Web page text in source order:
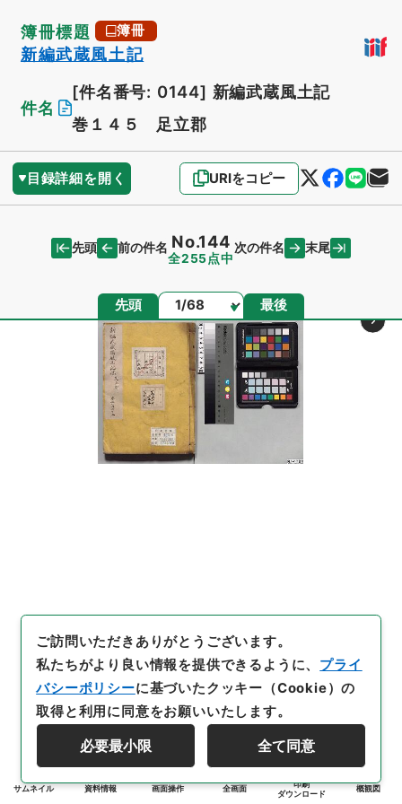
簿冊標題 簿冊
新編武蔵風土記
件名
[件名番号: 0144] 新編武蔵風土記
巻１４５ 足立郡
目録詳細を開く URIをコピー
先頭 前の件名 No.144
全255点中
次の件名 末尾
先頭 ページ 最後
サムネイル 資料情報 画面操作 全画面
印刷
ダウンロード
概観図
ご訪問いただきありがとうございます。
私たちがより良い情報を提供できるように、 プライ
バシーポリシーに基づいたクッキー（Cookie）の
取得と利用に同意をお願いいたします。
必要最小限 全て同意